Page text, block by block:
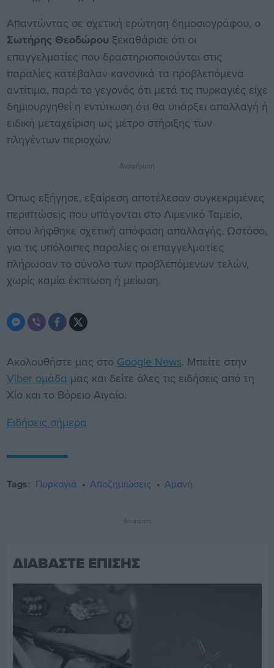
Απαντώντας σε σχετική ερώτηση δημοσιογράφου, ο
Σωτήρης Θεοδώρουξεκαθάρισε ότι οι
επαγγελματίες που δραστηριοποιούνται στις
παραλίες κατέβαλαν κανονικά τα προβλεπόμενα
αντίτιμα, παρά το γεγονός ότι μετά τις πυρκαγιές είχε
δημιουργηθεί η εντύπωση ότι θα υπάρξει απαλλαγή ή
ειδική μεταχείριση ως μέτρο στήριξης των
πληγέντων περιοχών.
Διαφήμιση
Όπως εξήγησε, εξαίρεση αποτέλεσαν συγκεκριμένες
περιπτώσεις που υπάγονται στο Λιμενικό Ταμείο,
όπου λήφθηκε σχετική απόφαση απαλλαγής. Ωστόσο,
για τις υπόλοιπες παραλίες οι επαγγελματίες
πλήρωσαν το σύνολο των προβλεπόμενων τελών,
χωρίς καμία έκπτωση ή μείωση.
Ακολουθήστε μας στο Google News. Μπείτε στην
Viber ομάδα μας και δείτε όλες τις ειδήσεις από τη
Χίο και το Βόρειο Αιγαίο.
Ειδήσεις σήμερα
Tags: Πυρκαγιά Αποζημιώσεις Αμανή
Διαφήμιση
ΔΙΑΒΑΣΤΕ ΕΠΙΣΗΣ